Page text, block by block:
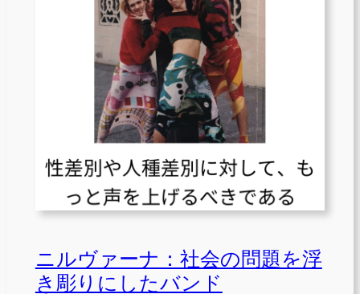
ニルヴァーナ：社会の問題を浮
き彫りにしたバンド